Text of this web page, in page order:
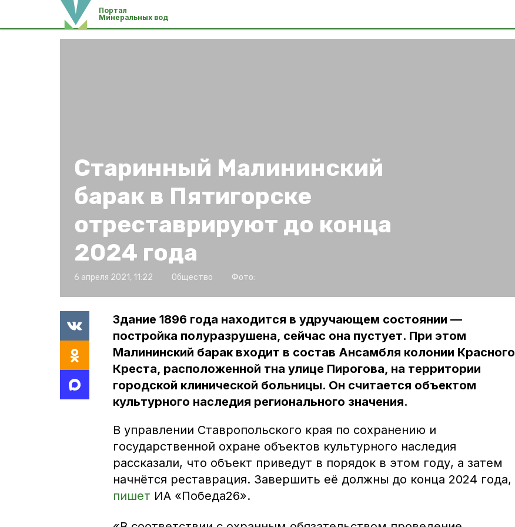
Портал
Минеральных вод
Старинный Малининский
барак в Пятигорске
отреставрируют до конца
2024 года
6 апреля 2021, 11:22 Общество Фото:
Здание 1896 года находится в удручающем состоянии —
постройка полуразрушена, сейчас она пустует. При этом
Малининский барак входит в состав Ансамбля колонии Красного
Креста, расположенной тна улице Пирогова, на территории
городской клинической больницы. Он считается объектом
культурного наследия регионального значения.
В управлении Ставропольского края по сохранению и
государственной охране объектов культурного наследия
рассказали, что объект приведут в порядок в этом году, а затем
начнётся реставрация. Завершить её должны до конца 2024 года,
пишет ИА «Победа26».